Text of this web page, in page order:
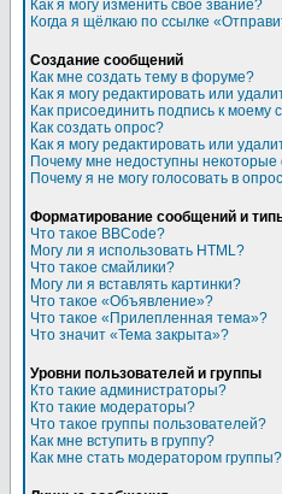
Как я могу изменить свое звание?
Когда я щёлкаю по ссылке
Создание сообщений
Как мне создать тему в форуме?
Как я могу редактировать или
Как присоединить подпись к
Как создать опрос?
Как я могу редактировать или
Почему мне недоступны
Почему я не могу голосовать в
Форматирование сообщений и
Что такое BBCode?
Могу ли я использовать HTML?
Что такое смайлики?
Могу ли я вставлять картинки?
Что такое «Объявление»?
Что такое «Прилепленная тема»?
Что значит «Тема закрыта»?
Уровни пользователей и группы
Кто такие администраторы?
Кто такие модераторы?
Что такое группы пользователей?
Как мне вступить в группу?
Как мне стать модератором группы?